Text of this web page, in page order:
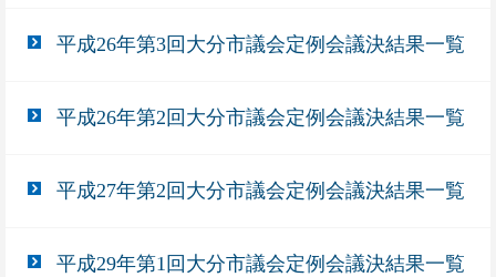
平成26年第3回大分市議会定例会議決結果一覧
平成26年第2回大分市議会定例会議決結果一覧
平成27年第2回大分市議会定例会議決結果一覧
平成29年第1回大分市議会定例会議決結果一覧